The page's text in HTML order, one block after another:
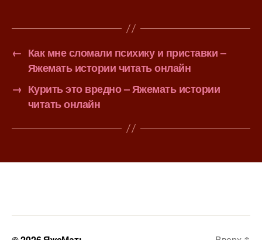
← Как мне сломали психику и приставки –
Яжемать истории читать онлайн
→ Курить это вредно – Яжемать истории
читать онлайн